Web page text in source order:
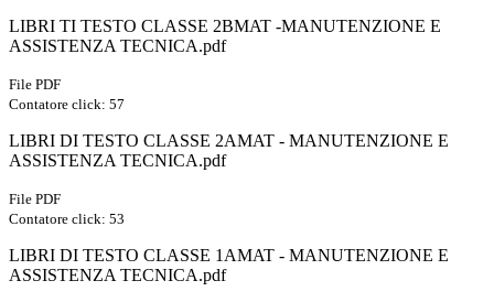
LIBRI TI TESTO CLASSE 2BMAT -MANUTENZIONE E
ASSISTENZA TECNICA.pdf
File PDF
Contatore click: 57
LIBRI DI TESTO CLASSE 2AMAT - MANUTENZIONE E
ASSISTENZA TECNICA.pdf
File PDF
Contatore click: 53
LIBRI DI TESTO CLASSE 1AMAT - MANUTENZIONE E
ASSISTENZA TECNICA.pdf